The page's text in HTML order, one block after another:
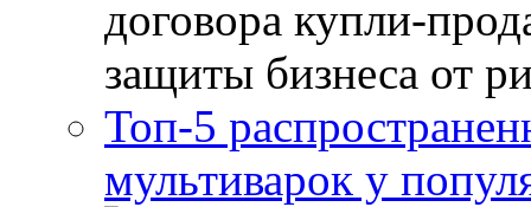
Топ-5
мультиварок у